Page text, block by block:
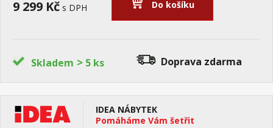
9 299 Kč s DPH Do košíku
Skladem > 5 ks Doprava zdarma
IDEA NÁBYTEK
Pomáháme Vám šetřit